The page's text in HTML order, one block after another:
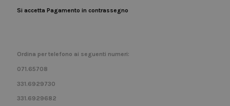
Si accetta Pagamento in contrassegno
Ordina per telefono ai seguenti numeri:
071.65708
331.6929730
331.6929682